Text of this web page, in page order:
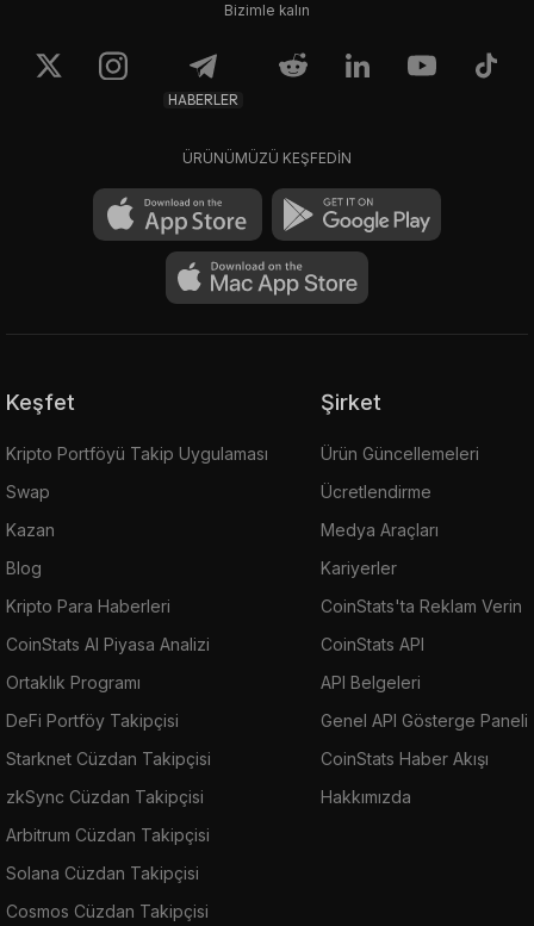
Bizimle kalın
HABERLER
ÜRÜNÜMÜZÜ KEŞFEDİN
Keşfet
Kripto Portföyü Takip Uygulaması
Swap
Kazan
Blog
Kripto Para Haberleri
CoinStats AI Piyasa Analizi
Ortaklık Programı
DeFi Portföy Takipçisi
Starknet Cüzdan Takipçisi
zkSync Cüzdan Takipçisi
Arbitrum Cüzdan Takipçisi
Solana Cüzdan Takipçisi
Cosmos Cüzdan Takipçisi
Şirket
Ürün Güncellemeleri
Ücretlendirme
Medya Araçları
Kariyerler
CoinStats'ta Reklam Verin
CoinStats API
API Belgeleri
Genel API Gösterge Paneli
CoinStats Haber Akışı
Hakkımızda